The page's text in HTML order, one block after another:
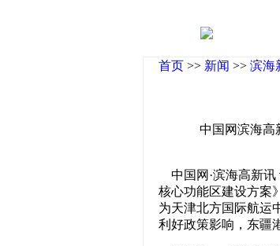
首页 >> 新闻 >> 滨海
中国网滨海高
中国网·滨海高新讯
核心功能区建设方案
为天津北方国际航运
利好政策影响，东疆